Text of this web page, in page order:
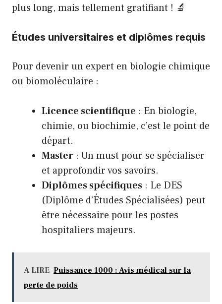
plus long, mais tellement gratifiant ! 🔬
Études universitaires et diplômes requis
Pour devenir un expert en biologie chimique
ou biomoléculaire :
Licence scientifique : En biologie,
chimie, ou biochimie, c’est le point de
départ.
Master : Un must pour se spécialiser
et approfondir vos savoirs.
Diplômes spécifiques : Le DES
(Diplôme d’Études Spécialisées) peut
être nécessaire pour les postes
hospitaliers majeurs.
A LIRE Puissance 1000 : Avis médical sur la
perte de poids